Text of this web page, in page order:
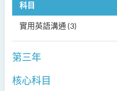
科目
實用英語溝通 (3)
第三年
核心科目